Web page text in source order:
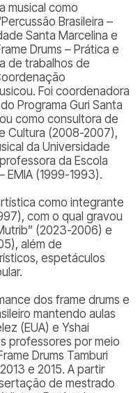
musical como
Brasileira –
Santa Marcelina e
Drums – Prática e
de trabalhos de
Foi coordenadora
Programa Guri Santa
como consultora de
Cultura (2008-2007),
da Universidade
da Escola
EMIA (1999-1993).
como integrante
com o qual gravou
(2023-2006) e
além de
espetáculos
dos frame drums e
mantendo aulas
(EUA) e Yshai
professores por meio
Drums Tamburi
e 2015. A partir
de mestrado